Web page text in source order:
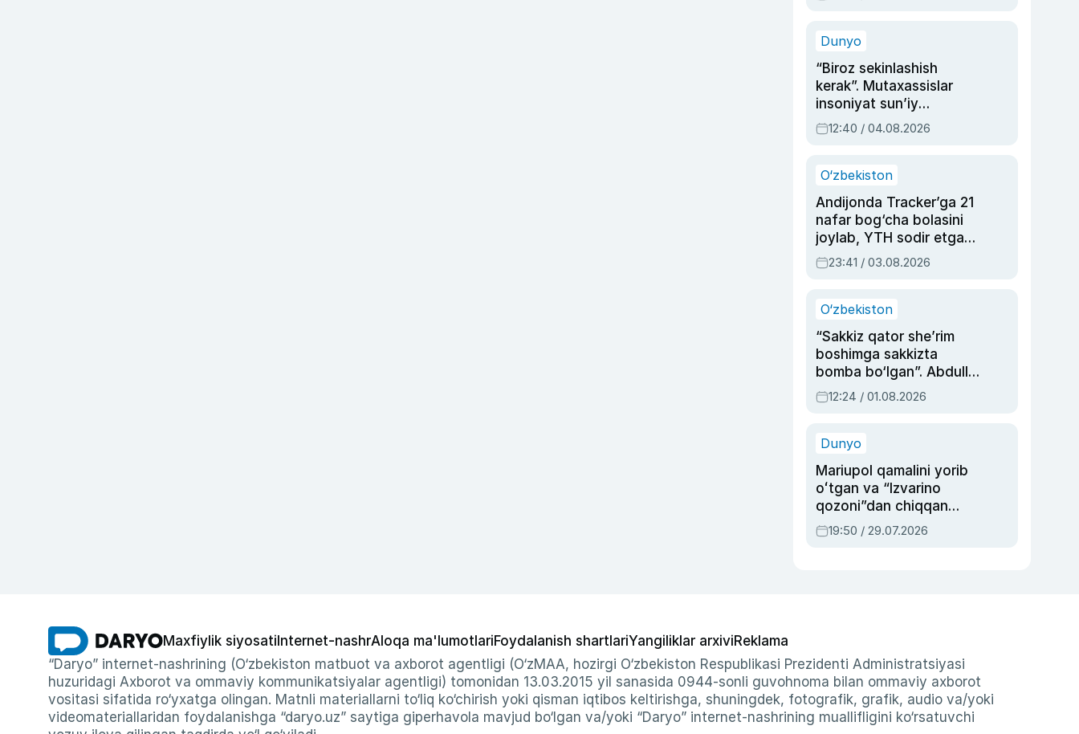
Ahmedovaning
Dunyo
“Biroz sekinlashish
kerak”. Mutaxassislar
insoniyat sun’iy
intellektni boshqara
olmay qolishidan xavotir
12:40 / 04.08.2026
O‘zbekiston
Andijonda Tracker’ga 21
nafar bog‘cha bolasini
joylab, YTH sodir etgan
ayolga sud hukmi o‘qildi
23:41 / 03.08.2026
O‘zbekiston
“Sakkiz qator she’rim
boshimga sakkizta
bomba bo‘lgan”. Abdulla
Oripovni siyosiy
ayblovlardan asrab
12:24 / 01.08.2026
Dunyo
Mariupol qamalini yorib
oʻtgan va “Izvarino
qozoni”dan chiqqan
qahramon — Ukraina
armiyasi bosh
19:50 / 29.07.2026
Maxfiylik siyosati Internet-nashrAloqa ma'lumotlariFoydalanish shartlariYangiliklar arxiviReklama
“Daryo” internet-nashrining (O‘zbekiston matbuot va axborot agentligi (O‘zMAA, hozirgi O‘zbekiston Respublikasi Prezidenti Administratsiyasi
huzuridagi Axborot va ommaviy kommunikatsiyalar agentligi) tomonidan 13.03.2015 yil sanasida 0944-sonli guvohnoma bilan ommaviy axborot
vositasi sifatida ro‘yxatga olingan. Matnli materiallarni to‘liq ko‘chirish yoki qisman iqtibos keltirishga, shuningdek, fotografik, grafik, audio va/yoki
videomateriallaridan foydalanishga “daryo.uz” saytiga giperhavola mavjud bo‘lgan va/yoki “Daryo” internet-nashrining muallifligini ko‘rsatuvchi